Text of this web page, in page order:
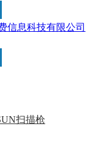
扫描枪